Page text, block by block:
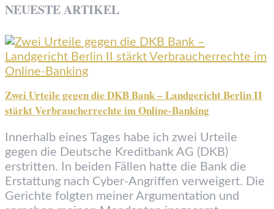
NEUESTE ARTIKEL
Zwei Urteile gegen die DKB Bank – Landgericht Berlin II
stärkt Verbraucherrechte im Online-Banking
Innerhalb eines Tages habe ich zwei Urteile
gegen die Deutsche Kreditbank AG (DKB)
erstritten. In beiden Fällen hatte die Bank die
Erstattung nach Cyber-Angriffen verweigert. Die
Gerichte folgten meiner Argumentation und